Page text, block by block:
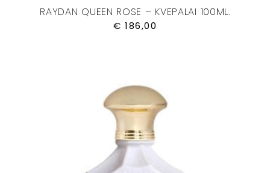
RAYDAN QUEEN ROSE – KVEPALAI 100ML.
€ 186,00